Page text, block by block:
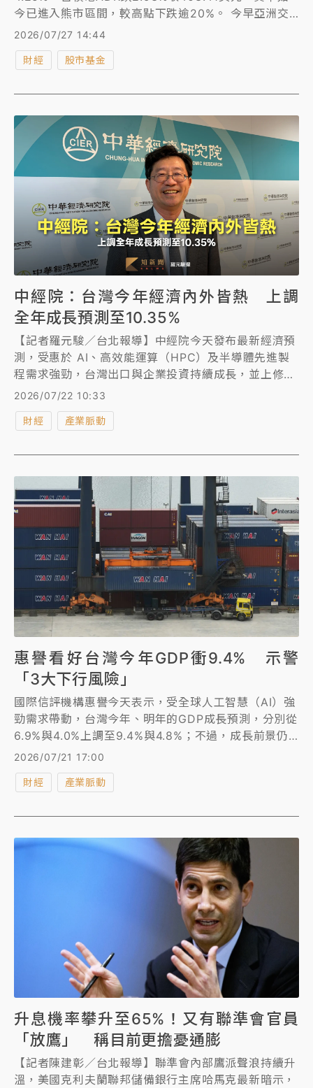
今已進入熊市區間，較高點下跌逾20%。 今早亞洲交
易時段，美股期貨與日韓股均走高，油價則走跌，主因
群跟進費半走弱，聯電一度殺逾5%，台積電最低跌20
2026/07/27 14:44
財經 股市基金
中經院：台灣今年經濟內外皆熱 上調
全年成長預測至10.35%
【記者羅元駿／台北報導】中經院今天發布最新經濟預
測，受惠於 AI、高效能運算（HPC）及半導體先進製
程需求強勁，台灣出口與企業投資持續成長，並上修今
年經濟成長率至10.35%，全年消費者物價指數（CPI）
也上調至2.02%。中經院長連賢明說明，今年屬於「內
外熱絡」情形，相較其他機構更為樂觀，則主要是出口
2026/07/22 10:33
財經 產業脈動
惠譽看好台灣今年GDP衝9.4% 示警
「3大下行風險」
國際信評機構惠譽今天表示，受全球人工智慧（AI）強
勁需求帶動，台灣今年、明年的GDP成長預測，分別從
6.9%與4.0%上調至9.4%與4.8%；不過，成長前景仍
有3大潛在下行風險，包括主要貿易夥伴的經濟成長大
局勢。
2026/07/21 17:00
財經 產業脈動
升息機率攀升至65%！又有聯準會官員
「放鷹」 稱目前更擔憂通膨
【記者陳建彰／台北報導】聯準會內部鷹派聲浪持續升
溫，美國克利夫蘭聯邦儲備銀行主席哈馬克最新暗示，